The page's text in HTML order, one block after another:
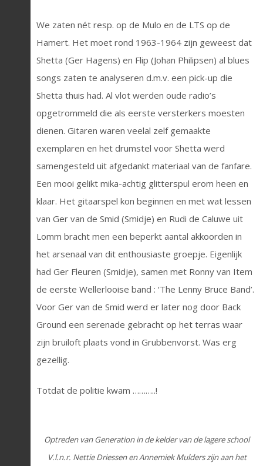
We zaten nét resp. op de Mulo en de LTS op de
Hamert. Het moet rond 1963-1964 zijn geweest dat
Shetta (Ger Hagens) en Flip (Johan Philipsen) al blues
songs zaten te analyseren d.m.v. een pick-up die
Shetta thuis had. Al vlot werden oude radio’s
opgetrommeld die als eerste versterkers moesten
dienen. Gitaren waren veelal zelf gemaakte
exemplaren en het drumstel voor Shetta werd
samengesteld uit afgedankt materiaal van de fanfare.
Een mooi gelikt mika-achtig glitterspul erom heen en
klaar. Het gitaarspel kon beginnen en met wat lessen
van Ger van de Smid (Smidje) en Rudi de Caluwe uit
Lomm bracht men een beperkt aantal akkoorden in
het arsenaal van dit enthousiaste groepje. Eigenlijk
had Ger Fleuren (Smidje), samen met Ronny van Item
de eerste Wellerlooise band : ‘The Lenny Bruce Band’.
Voor Ger van de Smid werd er later nog door Back
Ground een serenade gebracht op het terras waar
zijn bruiloft plaats vond in Grubbenvorst. Was erg
gezellig.
Totdat de politie kwam ………..!
Optreden van Generation in de kelder van de lagere school
V.l.n.r. Nettie Driessen en Annemiek Mulders zijn aan het